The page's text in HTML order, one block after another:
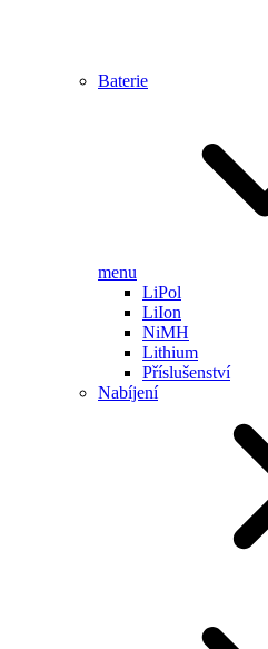
Baterie
menu
LiPol
LiIon
NiMH
Lithium
Příslušenství
Nabíjení